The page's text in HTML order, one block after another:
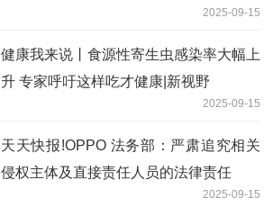
2025-09-15
健康我来说丨食源性寄生虫感染率大幅上
升 专家呼吁这样吃才健康|新视野
2025-09-15
天天快报!OPPO 法务部：严肃追究相关
侵权主体及直接责任人员的法律责任
2025-09-15